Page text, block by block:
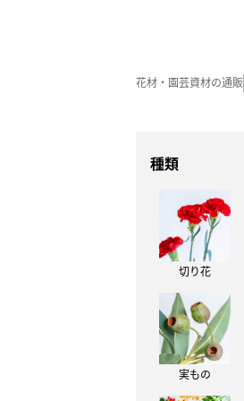
花材・園芸資材の通販
種類
切り花
実もの